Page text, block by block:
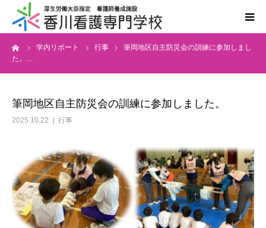
学内リポート 行事
筆岡地区自主防災会の訓練に参加しまし
た。…
筆岡地区自主防災会の訓練に参加しました。
2025.10.22 行事
学校案内
入学案内
国家試験・進路
情報公開
同窓会